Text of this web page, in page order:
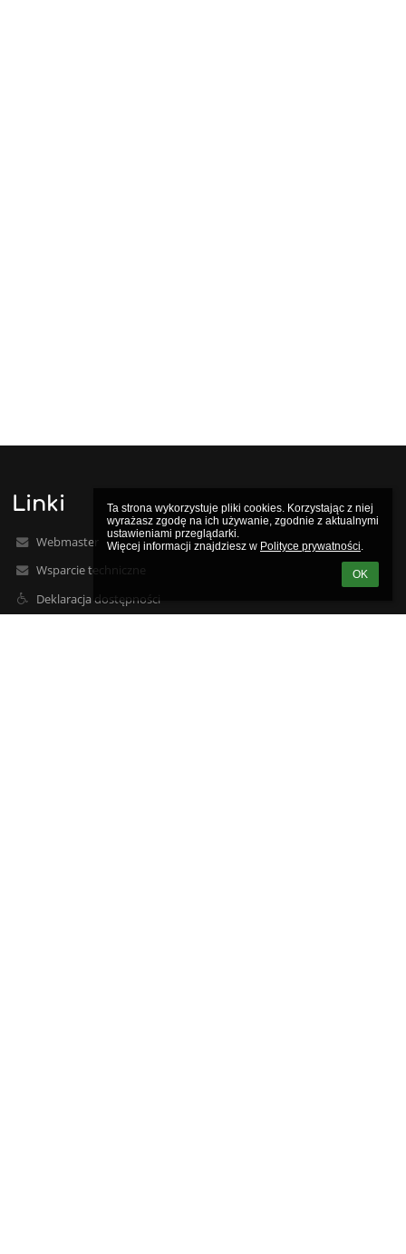
Ta strona wykorzystuje pliki cookies. Korzystając z niej
wyrażasz zgodę na ich używanie, zgodnie z aktualnymi
ustawieniami przeglądarki.
Więcej informacji znajdziesz w Polityce prywatności.
OK
Linki
Webmaster
Wsparcie techniczne
Deklaracja dostępności